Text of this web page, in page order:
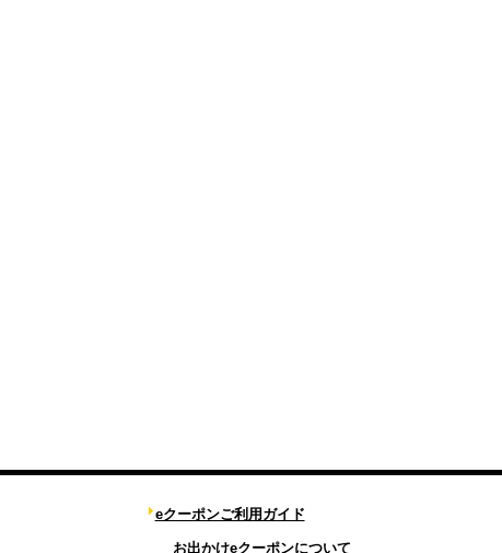
eクーポンご利用ガイド
お出かけeクーポンについて